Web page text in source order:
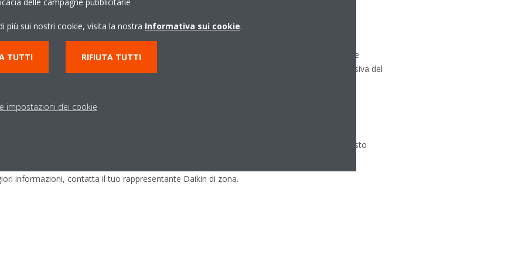
con Daikin on Site
una connettività migliorata, consentendo l'accesso diretto a tutti le variabili chiave tramite
aggiuntiva. Ciò ottimizza il monitoraggio remoto e migliora la gestione complessiva del
è semplice e intuitivo, grazie anche a soluzioni su misura per requisiti operativi specifici. Questo
e massimizza i vantaggi dell’upgrade.
informazioni, contatta il tuo rappresentante Daikin di zona.
più sui nostri cookie, visita la nostra Informativa sui cookie.
TUTTI RIFIUTA TUTTI
impostazioni dei cookie